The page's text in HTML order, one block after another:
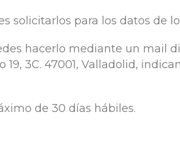
solicitarlos para los datos de
hacerlo mediante un mail
3C. 47001, Valladolid,
de 30 días hábiles.